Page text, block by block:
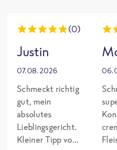
(0)
Justin
07.08.2026
Schmeckt richtig
gut, mein
absolutes
Lieblingsgericht.
Kleiner Tipp von